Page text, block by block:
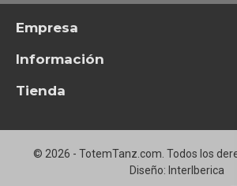
Empresa
Información
Tienda
© 2026 - TotemTanz.com. Todos los
Diseño: InterIberica